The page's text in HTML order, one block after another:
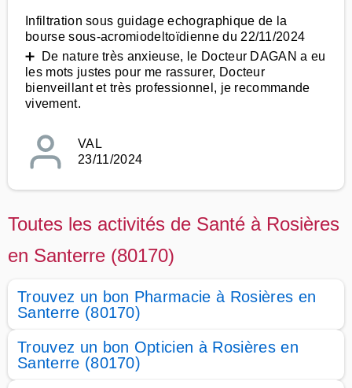
Infiltration sous guidage echographique de la
bourse sous-acromiodeltoïdienne du 22/11/2024
➕ De nature très anxieuse, le Docteur DAGAN a eu
les mots justes pour me rassurer, Docteur
bienveillant et très professionnel, je recommande
vivement.
VAL
23/11/2024
Toutes les activités de Santé à Rosières
en Santerre (80170)
Trouvez un bon Pharmacie à Rosières en
Santerre (80170)
Trouvez un bon Opticien à Rosières en
Santerre (80170)